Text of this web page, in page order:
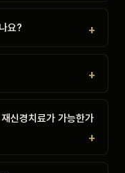
요?
신경치료가 가능한가